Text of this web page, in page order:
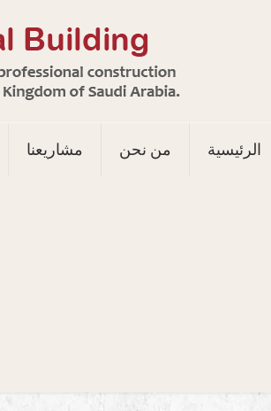
الرئيسية من نحن مشاريعنا